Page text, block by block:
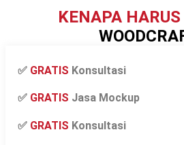
KENAPA HARUS
✅ GRATIS Konsultasi
✅ GRATIS Jasa Mockup
✅ GRATIS Konsultasi